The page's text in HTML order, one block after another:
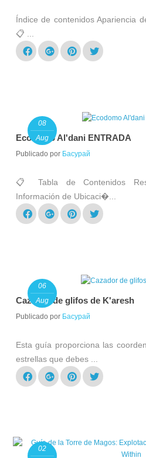
Índice de contenidos Apariencia
📋 ...
08
Aug
Ecodomo Al'dani ENTRADA
Publicado por Басурай
📋 Tabla de Contenidos
Información de Ubicaci�...
06
Aug
Cazador de glifos de K'aresh
Publicado por Басурай
Esta guía proporciona las
estrellas que debes ...
02